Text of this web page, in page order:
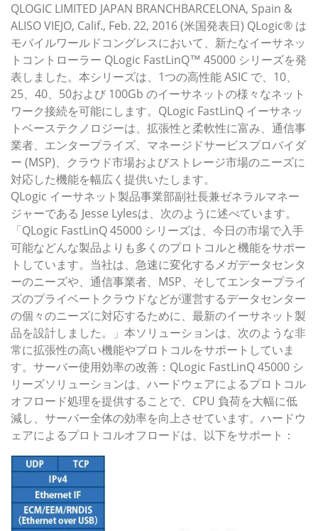
QLOGIC LIMITED JAPAN BRANCHBARCELONA, Spain &
ALISO VIEJO, Calif., Feb. 22, 2016 (米国発表日) QLogic® は
モバイルワールドコングレスにおいて、新たなイーサネッ
トコントローラー QLogic FastLinQ™ 45000 シリーズを発
表しました。本シリーズは、1つの高性能 ASIC で、10、
25、40、50および 100Gb のイーサネットの様々なネット
ワーク接続を可能にします。QLogic FastLinQ イーサネッ
トベーステクノロジーは、拡張性と柔軟性に富み、通信事
業者、エンタープライズ、マネージドサービスプロバイダ
ー (MSP)、クラウド市場およびストレージ市場のニーズに
対応した機能を幅広く提供いたします。
QLogic イーサネット製品事業部副社長兼ゼネラルマネー
ジャーである Jesse Lylesは、次のように述べています。
「QLogic FastLinQ 45000 シリーズは、今日の市場で入手
可能などんな製品よりも多くのプロトコルと機能をサポー
トしています。当社は、急速に変化するメガデータセンタ
ーのニーズや、通信事業者、MSP、そしてエンタープライ
ズのプライベートクラウドなどが運営するデータセンター
の個々のニーズに対応するために、最新のイーサネット製
品を設計しました。」本ソリューションは、次のような非
常に拡張性の高い機能やプロトコルをサポートしていま
す。サーバー使用効率の改善：QLogic FastLinQ 45000 シ
リーズソリューションは、ハードウェアによるプロトコル
オフロード処理を提供することで、CPU 負荷を大幅に低
減し、サーバー全体の効率を向上させています。ハードウ
ェアによるプロトコルオフロードは、以下をサポート：